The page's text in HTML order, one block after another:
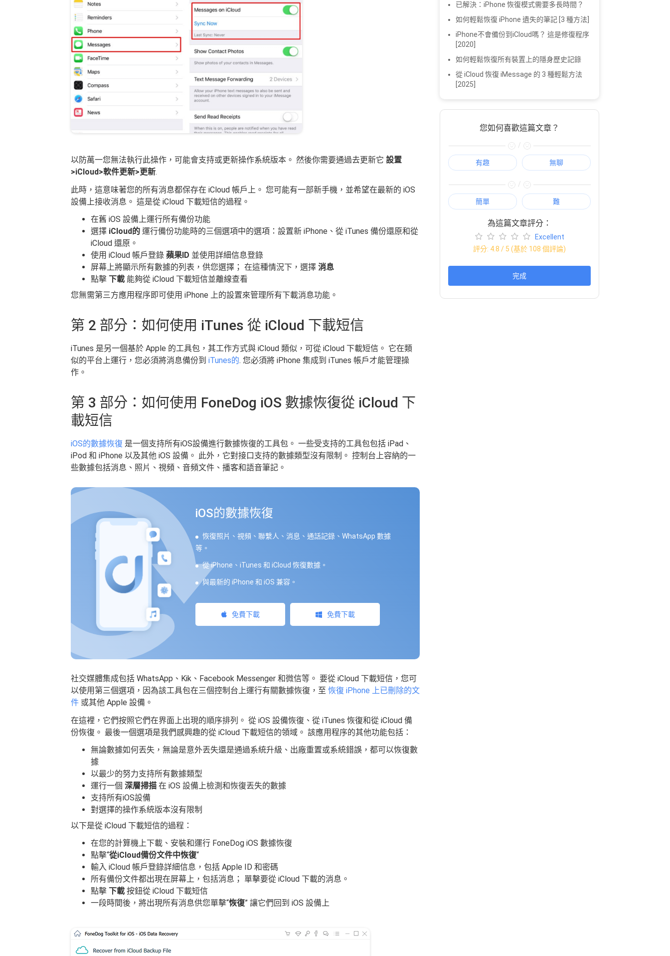
以防萬一您無法執行此操作，可能會支持或更新操作系統版本。 然後你需要通過去更新它 設置
>iCloud>軟件更新>更新.
此時，這意味著您的所有消息都保存在 iCloud 帳戶上。 您可能有一部新手機，並希望在最新的 iOS
設備上接收消息。 這是從 iCloud 下載短信的過程。
在舊 iOS 設備上運行所有備份功能
選擇 iCloud的 運行備份功能時的三個選項中的選項：設置新 iPhone、從 iTunes 備份還原和從
iCloud 還原。
使用 iCloud 帳戶登錄 蘋果ID 並使用詳細信息登錄
屏幕上將顯示所有數據的列表，供您選擇； 在這種情況下，選擇 消息
點擊 下載 能夠從 iCloud 下載短信並離線查看
您無需第三方應用程序即可使用 iPhone 上的設置來管理所有下載消息功能。
第 2 部分：如何使用 iTunes 從 iCloud 下載短信
iTunes 是另一個基於 Apple 的工具包，其工作方式與 iCloud 類似，可從 iCloud 下載短信。 它在類
似的平台上運行，您必須將消息備份到 iTunes的. 您必須將 iPhone 集成到 iTunes 帳戶才能管理操
作。
第 3 部分：如何使用 FoneDog iOS 數據恢復從 iCloud 下
載短信
iOS的數據恢復 是一個支持所有iOS設備進行數據恢復的工具包。 一些受支持的工具包包括 iPad、
iPod 和 iPhone 以及其他 iOS 設備。 此外，它對接口支持的數據類型沒有限制。 控制台上容納的一
些數據包括消息、照片、視頻、音頻文件、播客和語音筆記。
iOS的數據恢復
恢復照片、視頻、聯繫人、消息、通話記錄、WhatsApp 數據
等。
從 iPhone、iTunes 和 iCloud 恢復數據。
與最新的 iPhone 和 iOS 兼容。
免費下載 免費下載
社交媒體集成包括 WhatsApp、Kik、Facebook Messenger 和微信等。 要從 iCloud 下載短信，您可
以使用第三個選項，因為該工具包在三個控制台上運行有關數據恢復，至 恢復 iPhone 上已刪除的文
件 或其他 Apple 設備。
在這裡，它們按照它們在界面上出現的順序排列。 從 iOS 設備恢復、從 iTunes 恢復和從 iCloud 備
份恢復。 最後一個選項是我們感興趣的從 iCloud 下載短信的領域。 該應用程序的其他功能包括：
無論數據如何丟失，無論是意外丟失還是通過系統升級、出廠重置或系統錯誤，都可以恢復數
據
以最少的努力支持所有數據類型
運行一個 深層掃描 在 iOS 設備上檢測和恢復丟失的數據
支持所有iOS設備
對選擇的操作系統版本沒有限制
以下是從 iCloud 下載短信的過程：
在您的計算機上下載、安裝和運行 FoneDog iOS 數據恢復
點擊“從iCloud備份文件中恢復“
輸入 iCloud 帳戶登錄詳細信息，包括 Apple ID 和密碼
所有備份文件都出現在屏幕上，包括消息； 單擊要從 iCloud 下載的消息。
點擊 下載 按鈕從 iCloud 下載短信
一段時間後，將出現所有消息供您單擊“恢復” 讓它們回到 iOS 設備上
已解決：iPhone 恢復模式需要多長時間？
如何輕鬆恢復 iPhone 遺失的筆記 [3 種方法]
iPhone不會備份到iCloud嗎？ 這是修復程序
[2020]
如何輕鬆恢復所有裝置上的隱身歷史記錄
從 iCloud 恢復 iMessage 的 3 種輕鬆方法
[2025]
您如何喜歡這篇文章？
/
有趣 無聊
/
簡單 難
為這篇文章評分：
Excellent
評分: 4.8 / 5 (基於 108 個評論)
完成